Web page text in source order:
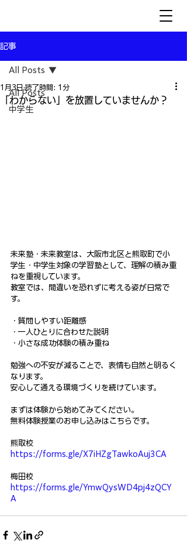
記事
All Posts
中学生
All Posts
「わからない」を放置していませんか？
1月3日 読了時間: 1分
未来塾・未来教室は、大阪市北区と熊取町で小
学生・中学生対象の学習塾として、理解の積み重
ねを重視しています。
教室では、間違いを恐れずに考える姿が日常で
す。
・質問しやすい距離感
・一人ひとりに合わせた説明
・小さな成功体験の積み重ね
勉強への不安が減ることで、表情も自然と明るく
なります。
安心して通える環境づくりを続けています。
まずは体験から始めてみてください。
無料体験授業のお申し込みはこちらです。
熊取校
https://forms.gle/X7iHZgTawkoAuj3CA
梅田校
https://forms.gle/YmwQysWD4pj4zQCY
A